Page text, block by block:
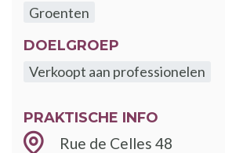
Groenten
DOELGROEP
Verkoopt aan professionelen
PRAKTISCHE INFO
Rue de Celles 48